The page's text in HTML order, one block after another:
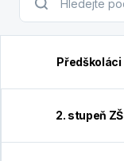
Předškoláci
2. stupeň ZŠ